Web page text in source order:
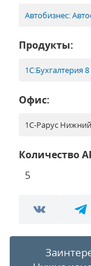
Автобизнес:
Продукты:
1С:Бухгалтерия
Офис:
1С-Рарус
Количество
5